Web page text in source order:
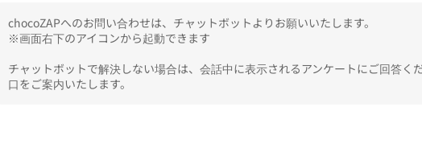
chocoZAPへのお問い合わせは、チャットボットよりお願いいたします。
※画面右下のアイコンから起動できます
チャットボットで解決しない場合は、会話中に表示されるアンケートにご回答く
口をご案内いたします。